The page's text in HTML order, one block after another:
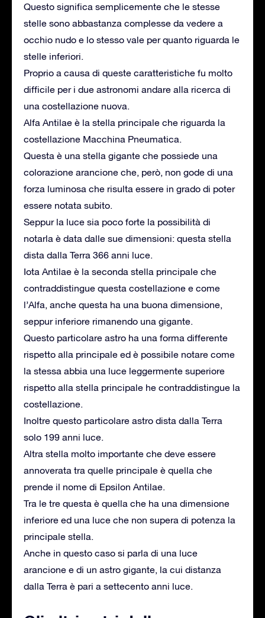
Questo significa semplicemente che le stesse
stelle sono abbastanza complesse da vedere a
occhio nudo e lo stesso vale per quanto riguarda le
stelle inferiori.
Proprio a causa di queste caratteristiche fu molto
difficile per i due astronomi andare alla ricerca di
una costellazione nuova.
Alfa Antilae è la stella principale che riguarda la
costellazione Macchina Pneumatica.
Questa è una stella gigante che possiede una
colorazione arancione che, però, non gode di una
forza luminosa che risulta essere in grado di poter
essere notata subito.
Seppur la luce sia poco forte la possibilità di
notarla è data dalle sue dimensioni: questa stella
dista dalla Terra 366 anni luce.
Iota Antilae è la seconda stella principale che
contraddistingue questa costellazione e come
l’Alfa, anche questa ha una buona dimensione,
seppur inferiore rimanendo una gigante.
Questo particolare astro ha una forma differente
rispetto alla principale ed è possibile notare come
la stessa abbia una luce leggermente superiore
rispetto alla stella principale he contraddistingue la
costellazione.
Inoltre questo particolare astro dista dalla Terra
solo 199 anni luce.
Altra stella molto importante che deve essere
annoverata tra quelle principale è quella che
prende il nome di Epsilon Antilae.
Tra le tre questa è quella che ha una dimensione
inferiore ed una luce che non supera di potenza la
principale stella.
Anche in questo caso si parla di una luce
arancione e di un astro gigante, la cui distanza
dalla Terra è pari a settecento anni luce.